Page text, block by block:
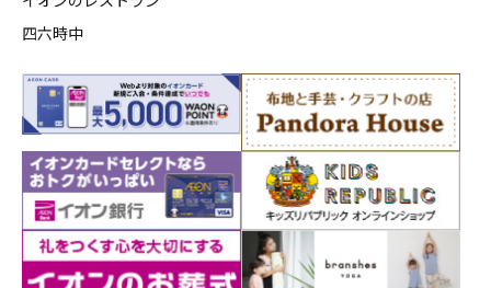
四六時中